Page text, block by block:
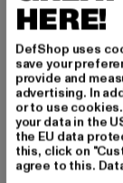
Hersteller Farbe:
Polyester
Art.Nr:
Hersteller: TB
Dr.-Robert-
DE
HERE!
DefShop uses
save your
provide and
advertising. In
or to use
your data in the
the EU data
this, click on
agree to this.